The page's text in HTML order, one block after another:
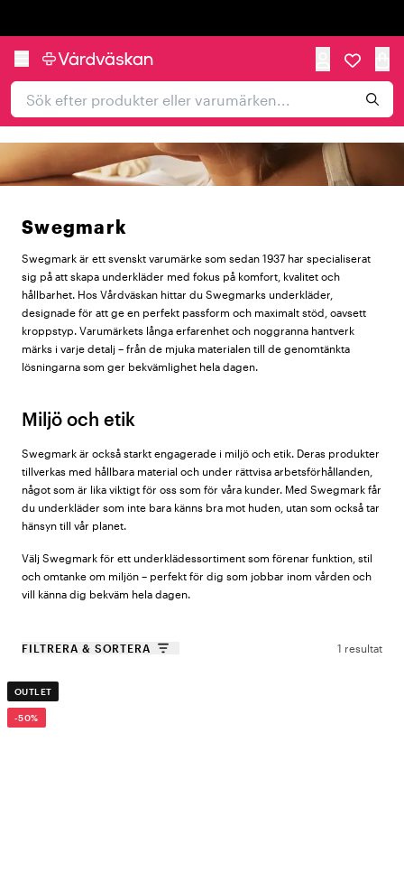
Swegmark
Swegmark är ett svenskt varumärke som sedan 1937 har specialiserat
sig på att skapa underkläder med fokus på komfort, kvalitet och
hållbarhet. Hos Vårdväskan hittar du Swegmarks underkläder,
designade för att ge en perfekt passform och maximalt stöd, oavsett
kroppstyp. Varumärkets långa erfarenhet och noggranna hantverk
märks i varje detalj – från de mjuka materialen till de genomtänkta
lösningarna som ger bekvämlighet hela dagen.
Miljö och etik
Swegmark är också starkt engagerade i miljö och etik. Deras produkter
tillverkas med hållbara material och under rättvisa arbetsförhållanden,
något som är lika viktigt för oss som för våra kunder. Med Swegmark får
du underkläder som inte bara känns bra mot huden, utan som också tar
hänsyn till vår planet.
Välj Swegmark för ett underklädessortiment som förenar funktion, stil
och omtanke om miljön – perfekt för dig som jobbar inom vården och
vill känna dig bekväm hela dagen.
FILTRERA & SORTERA 1 resultat
OUTLET
-50%